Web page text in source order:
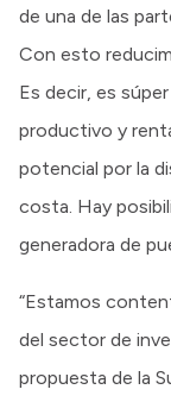
de una de las
Con esto
Es decir, es
productivo y
potencial por la
costa. Hay
generadora de
“Estamos
del sector de
propuesta de la